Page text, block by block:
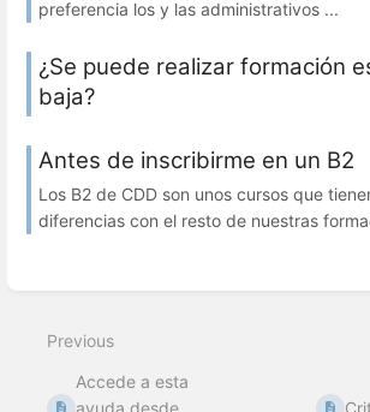
preferencia los y las administrativos ...
¿Se puede realizar formación
baja?
Antes de inscribirme en un B2
Los B2 de CDD son unos cursos que
diferencias con el resto de nuestras
Previous
Accede a esta
ayuda desde